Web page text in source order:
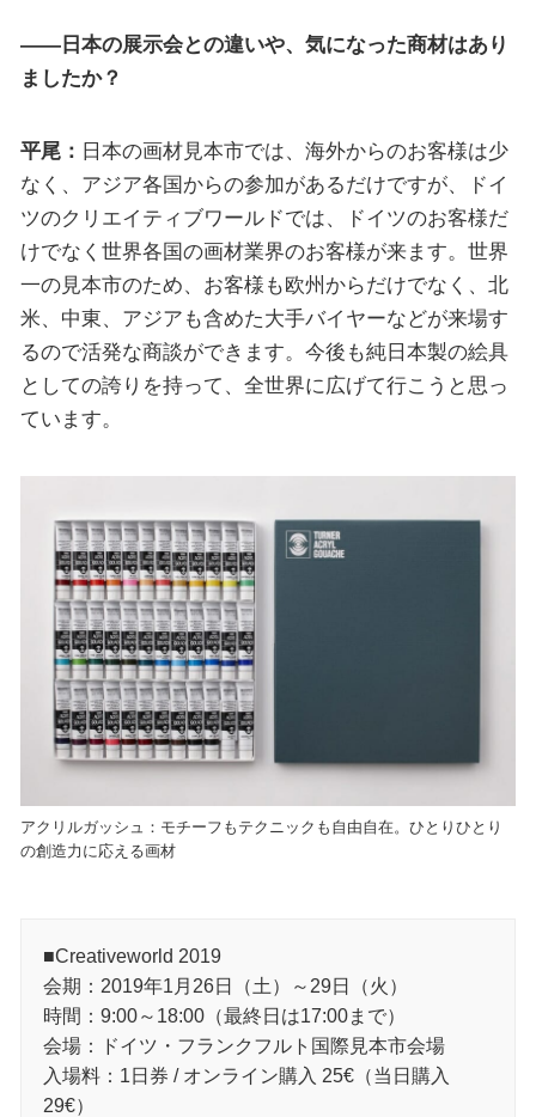
――日本の展示会との違いや、気になった商材はあり
ましたか？
平尾： 日本の画材見本市では、海外からのお客様は少
なく、アジア各国からの参加があるだけですが、ドイ
ツのクリエイティブワールドでは、ドイツのお客様だ
けでなく世界各国の画材業界のお客様が来ます。世界
一の見本市のため、お客様も欧州からだけでなく、北
米、中東、アジアも含めた大手バイヤーなどが来場す
るので活発な商談ができます。今後も純日本製の絵具
としての誇りを持って、全世界に広げて行こうと思っ
ています。
アクリルガッシュ：モチーフもテクニックも自由自在。ひとりひとり
の創造力に応える画材
■Creativeworld 2019
会期：2019年1月26日（土）～29日（火）
時間：9:00～18:00（最終日は17:00まで）
会場：ドイツ・フランクフルト国際見本市会場
入場料：1日券 / オンライン購入 25€（当日購入
29€）